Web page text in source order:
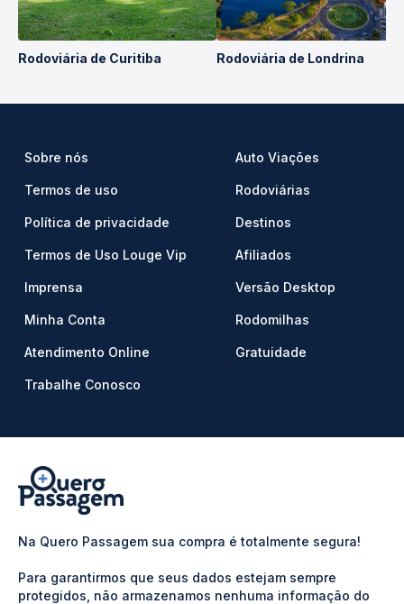
Rodoviária de Curitiba Rodoviária de Londrina
Sobre nós
Termos de uso
Política de privacidade
Termos de Uso Louge Vip
Imprensa
Minha Conta
Atendimento Online
Trabalhe Conosco
Auto Viações
Rodoviárias
Destinos
Afiliados
Versão Desktop
Rodomilhas
Gratuidade
Na Quero Passagem sua compra é totalmente segura!
Para garantirmos que seus dados estejam sempre
protegidos, não armazenamos nenhuma informação do